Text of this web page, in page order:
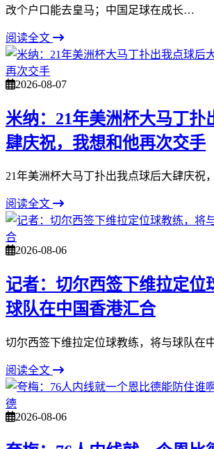
改个户口能去皇马；中国足球在成长…
阅读全文
2026-08-07
米纳：21年美洲杯大马丁扑
肆庆祝，我想和他再次交手
21年美洲杯大马丁扑出我点球后大肆庆祝
阅读全文
2026-08-06
记者：切尔西签下维拉定位
球队在中国香港汇合
切尔西签下维拉定位球教练，将与球队在
阅读全文
2026-08-06